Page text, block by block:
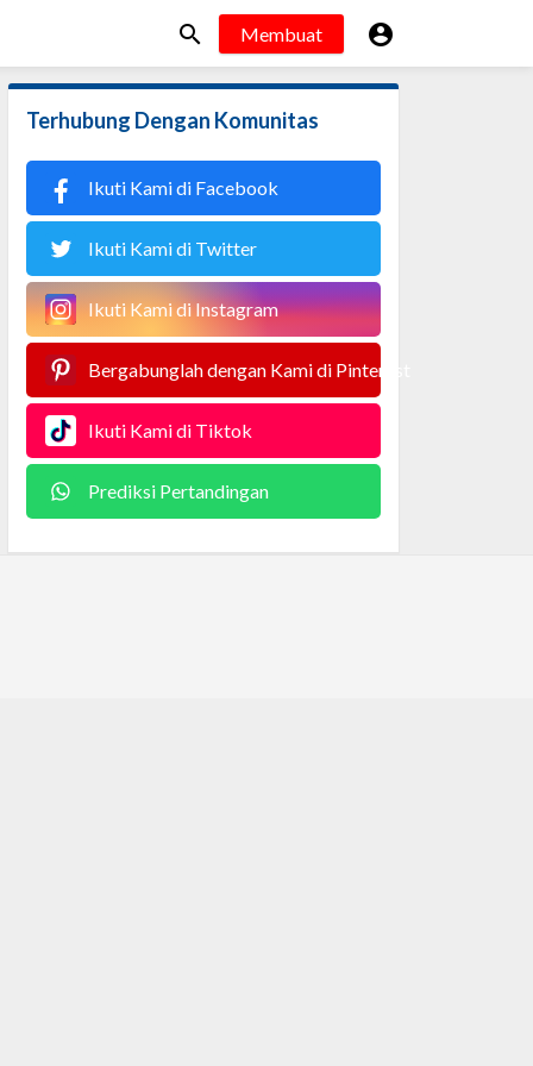
 Membuat 
Terhubung Dengan Komunitas
Ikuti Kami di Facebook
Ikuti Kami di Twitter
Ikuti Kami di Instagram
Bergabunglah dengan Kami di Pinterest
Ikuti Kami di Tiktok
Prediksi Pertandingan